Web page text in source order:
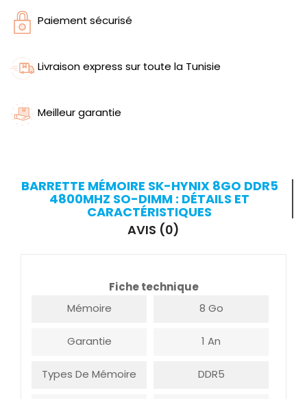
Paiement sécurisé
Livraison express sur toute la Tunisie
Meilleur garantie
BARRETTE MÉMOIRE SK-HYNIX 8GO DDR5
4800MHZ SO-DIMM : DÉTAILS ET
CARACTÉRISTIQUES
AVIS (0)
Fiche technique
Mémoire
8 Go
Garantie 1 An
Types De Mémoire DDR5